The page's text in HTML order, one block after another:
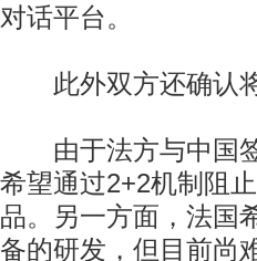
对话平台。
此外双方还确认将
由于法方与中国签
希望通过2+2机制阻
品。另一方面，法国
备的研发，但目前尚